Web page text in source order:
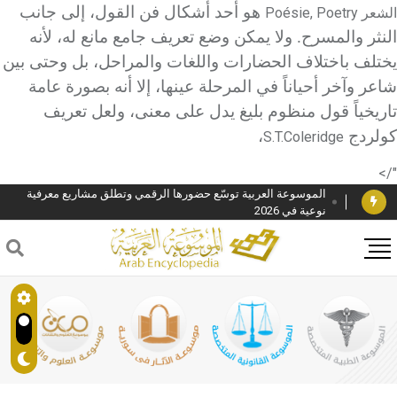
الشعر Poésie, Poetry هو أحد أشكال فن القول، إلى جانب
النثر والمسرح. ولا يمكن وضع تعريف جامع مانع له، لأنه
يختلف باختلاف الحضارات واللغات والمراحل، بل وحتى بين
شاعر وآخر أحياناً في المرحلة عينها، إلا أنه بصورة عامة
تاريخياً قول منظوم بليغ يدل على معنى، ولعل تعريف
كولردج S.T.Coleridge،
"/>
دار الفكر الموزع الحصري لمنشورات هيئة الموسوعة العربية
الموسوعة العربية توسّع حضورها الرقمي وتطلق مشاريع معرفية
نوعية في 2026
فوز الأستاذ الدكتور وليد محمد السراقبي بجائزة كتارا لتحقيق
المخطوطات في العاصمة القطرية الدوحة
جائزة مجمع الملك سلمان العالمي للغة العربية 2025
الأستاذ إياد خالد الطباع مدير عام لهيئة الموسوعة العربية
السيد محمد ياسين صالح وزيرا للثقافة